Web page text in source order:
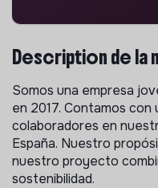
Description de la
Somos una empresa
en 2017. Contamos con
colaboradores en
España. Nuestro
nuestro proyecto
sostenibilidad.